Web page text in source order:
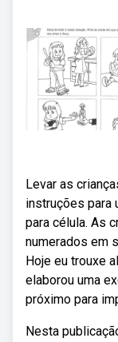
Levar as
instruções para
para célula. As
numerados em
Hoje eu trouxe
elaborou uma
próximo para
Nesta